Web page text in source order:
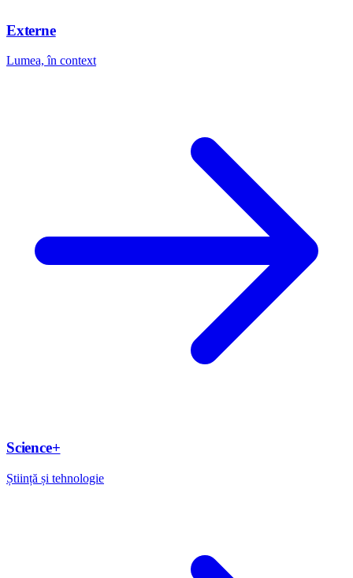
Externe
Lumea, în context
Science+
Știință și tehnologie